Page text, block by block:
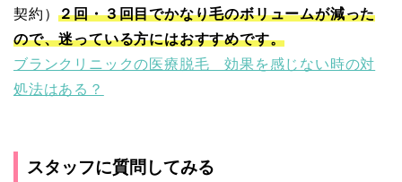
契約）２回・３回目でかなり毛のボリュームが減った
ので、迷っている方にはおすすめです。
ブランクリニックの医療脱毛 効果を感じない時の対
処法はある？
スタッフに質問してみる